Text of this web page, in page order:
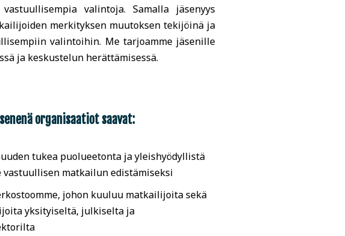
valintoja. Samalla jäsenyys
merkityksen muutoksen tekijöinä ja
valintoihin. Me tarjoamme jäsenille
ja keskustelun herättämisessä.
organisaatiot saavat:
tukea puolueetonta ja yleishyödyllistä
vastuullisen matkailun edistämiseksi
johon kuuluu matkailijoita sekä
yksityiseltä, julkiselta ja